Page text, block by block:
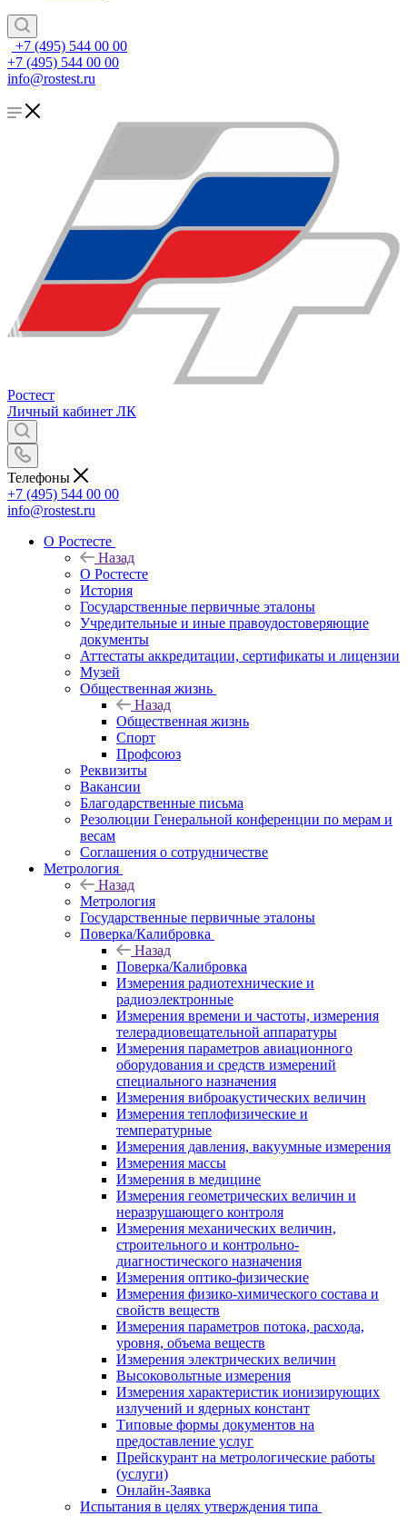
+7 (495) 544 00 00
+7 (495) 544 00 00
info@rostest.ru
Ростест
Личный кабинет ЛК
Телефоны
+7 (495) 544 00 00
info@rostest.ru
О Ростесте
Назад
О Ростесте
История
Государственные первичные эталоны
Учредительные и иные правоудостоверяющие
документы
Аттестаты аккредитации, сертификаты и лицензии
Музей
Общественная жизнь
Назад
Общественная жизнь
Спорт
Профсоюз
Реквизиты
Вакансии
Благодарственные письма
Резолюции Генеральной конференции по мерам и
весам
Соглашения о сотрудничестве
Метрология
Назад
Метрология
Государственные первичные эталоны
Поверка/Калибровка
Назад
Поверка/Калибровка
Измерения радиотехнические и
радиоэлектронные
Измерения времени и частоты, измерения
телерадиовещательной аппаратуры
Измерения параметров авиационного
оборудования и средств измерений
специального назначения
Измерения виброакустических величин
Измерения теплофизические и
температурные
Измерения давления, вакуумные измерения
Измерения массы
Измерения в медицине
Измерения геометрических величин и
неразрушающего контроля
Измерения механических величин,
строительного и контрольно-
диагностического назначения
Измерения оптико-физические
Измерения физико-химического состава и
свойств веществ
Измерения параметров потока, расхода,
уровня, объема веществ
Измерения электрических величин
Высоковольтные измерения
Измерения характеристик ионизирующих
излучений и ядерных констант
Типовые формы документов на
предоставление услуг
Прейскурант на метрологические работы
(услуги)
Онлайн-Заявка
Испытания в целях утверждения типа